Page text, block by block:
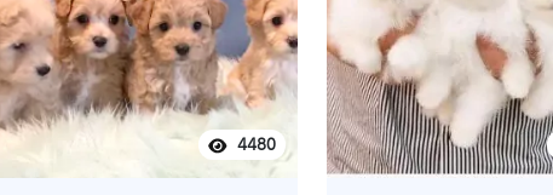
naar 0471/25.40.38. Dit
nummer van ons baasje,
Tot later, poot, de pups
4480